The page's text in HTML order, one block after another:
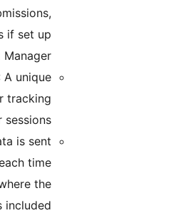
Clicks, form submissions,
or other events if set up
in the Tag Manager.
Client ID
identifier for tracking
automatically each time
a page loads where the
GTM script is included.